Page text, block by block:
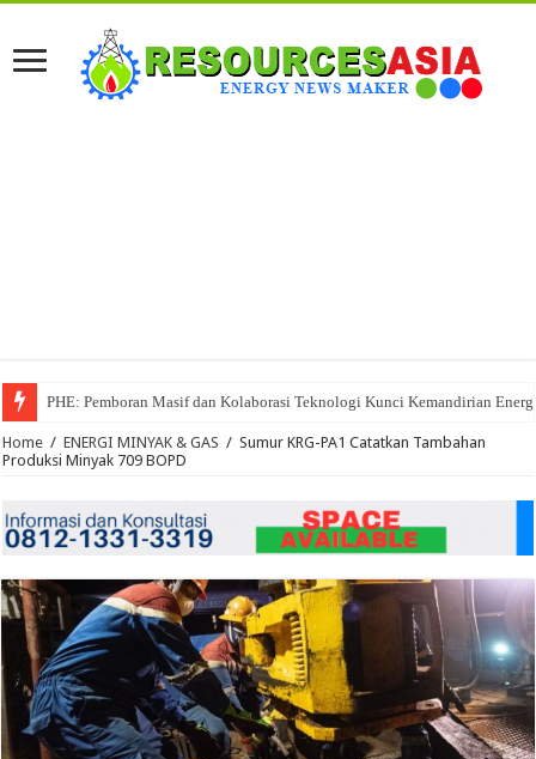
PHE: Pemboran Masif dan Kolaborasi Teknologi Kunci Kemandirian
Home / ENERGI MINYAK & GAS / Sumur KRG-PA1 Catatkan Tambahan
Produksi Minyak 709 BOPD